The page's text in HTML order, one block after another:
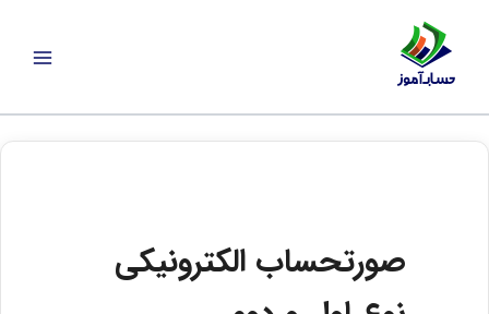
صورتحساب الکترونیکی